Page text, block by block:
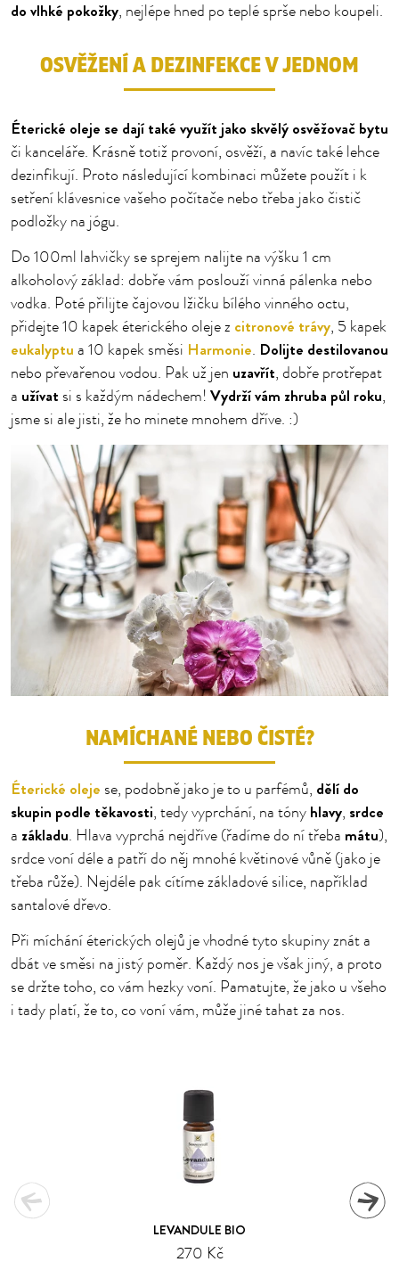
do vlhké pokožky, nejlépe hned po teplé sprše nebo koupeli.
OSVĚŽENÍ A DEZINFEKCE V JEDNOM
Éterické oleje se dají také využít jako skvělý osvěžovač bytu
či kanceláře. Krásně totiž provoní, osvěží, a navíc také lehce
dezinfikují. Proto následující kombinaci můžete použít i k
setření klávesnice vašeho počítače nebo třeba jako čistič
podložky na jógu.
Do 100ml lahvičky se sprejem nalijte na výšku 1 cm
alkoholový základ: dobře vám poslouží vinná pálenka nebo
vodka. Poté přilijte čajovou lžičku bílého vinného octu,
přidejte 10 kapek éterického oleje z citronové trávy, 5 kapek
eukalyptu a 10 kapek směsi Harmonie. Dolijte destilovanou
nebo převařenou vodou. Pak už jen uzavřít, dobře protřepat
a užívat si s každým nádechem! Vydrží vám zhruba půl roku,
jsme si ale jisti, že ho minete mnohem dříve. :)
NAMÍCHANÉ NEBO ČISTÉ?
Éterické oleje se, podobně jako je to u parfémů, dělí do
skupin podle těkavosti, tedy vyprchání, na tóny hlavy, srdce
a základu. Hlava vyprchá nejdříve (řadíme do ní třeba mátu),
srdce voní déle a patří do něj mnohé květinové vůně (jako je
třeba růže). Nejdéle pak cítíme základové silice, například
santalové dřevo.
Při míchání éterických olejů je vhodné tyto skupiny znát a
dbát ve směsi na jistý poměr. Každý nos je však jiný, a proto
se držte toho, co vám hezky voní. Pamatujte, že jako u všeho
i tady platí, že to, co voní vám, může jiné tahat za nos.
LEVANDULE BIO
270 Kč